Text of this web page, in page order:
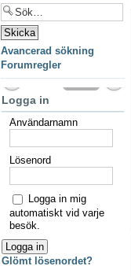
Avancerad sökning
Forumregler
Logga in
Användarnamn
Lösenord
Logga in mig
automatiskt vid varje
besök.
Glömt lösenordet?